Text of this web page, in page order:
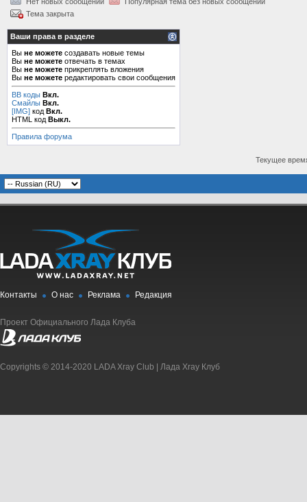
Тема закрыта
Ваши права в разделе
Вы не можете создавать новые темы
Вы не можете отвечать в темах
Вы не можете прикреплять вложения
Вы не можете редактировать свои сообщения
BB коды Вкл.
Смайлы Вкл.
[IMG] код Вкл.
HTML код Выкл.
Правила форума
Текущее
Контакты О нас Реклама Редакция
Проект Официального Лада Клуба
Copyrights © 2014-2020 LADA Xray Club | Лада Xray Клуб